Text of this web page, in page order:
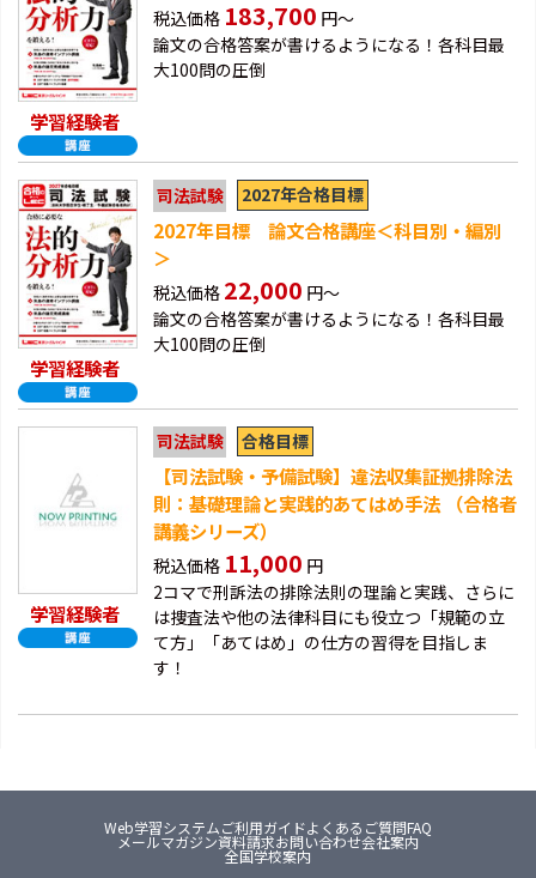
学習経験者
税込価格 183,700 円～
論文の合格答案が書けるようになる！各科目最
大100問の圧倒
学習経験者
司法試験 2027年合格目標
2027年目標 論文合格講座＜科目別・編別
＞
税込価格 22,000 円～
論文の合格答案が書けるようになる！各科目最
大100問の圧倒
学習経験者
司法試験 合格目標
【司法試験・予備試験】違法収集証拠排除法
則：基礎理論と実践的あてはめ手法 （合格者
講義シリーズ）
税込価格 11,000 円
2コマで刑訴法の排除法則の理論と実践、さらに
は捜査法や他の法律科目にも役立つ「規範の立
て方」「あてはめ」の仕方の習得を目指しま
す！
Web学習システムご利用ガイドよくあるご質問FAQ
メールマガジン資料請求お問い合わせ会社案内
全国学校案内